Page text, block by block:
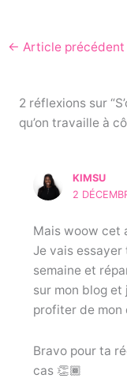
c
e
o
o
itt
er e
← Article précédent
2 réflexions sur
qu’on travaille à
KIMSU
2
Mais woow cet
Je vais essayer
semaine et
sur mon blog et
profiter de mon
Bravo pour ta
cas 👏🏾